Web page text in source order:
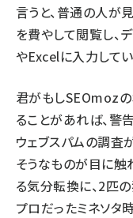
言うと、普通の人が
を費やして閲覧し、
やExcelに入力してい
君がもしSEOmozの
ることがあれば、警
ウェブスパムの調査
そうなものが目に触
る気分転換に、2匹
プロだったミネソタ